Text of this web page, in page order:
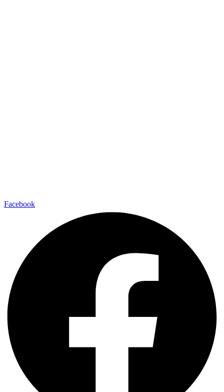
Facebook